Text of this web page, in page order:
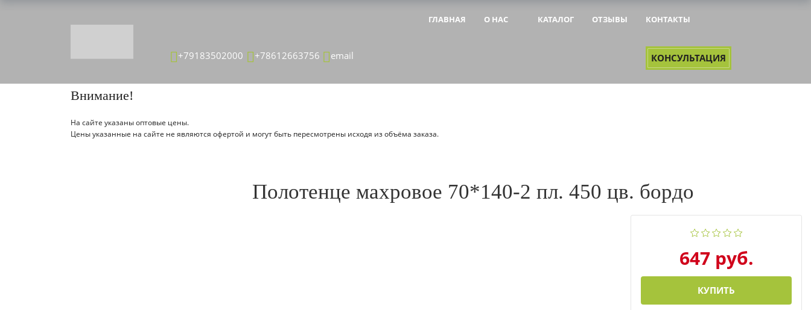
+79183502000 +78612663756 email
ГЛАВНАЯ О НАС КАТАЛОГ ОТЗЫВЫ КОНТАКТЫ
КОНСУЛЬТАЦИЯ
Внимание!
На сайте указаны оптовые цены.
Цены указанные на сайте не являются офертой и могут быть пересмотрены исходя из объёма заказа.
Полотенце махровое 70*140-2 пл. 450 цв. бордо
647 руб.
КУПИТЬ